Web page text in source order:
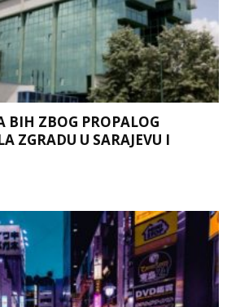
BIH ZBOG PROPALOG
ZGRADU U SARAJEVU I